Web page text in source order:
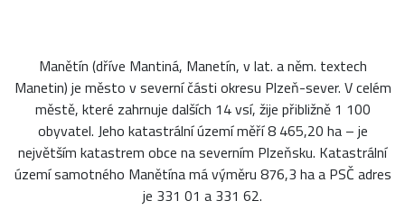
Manětín (dříve Mantiná, Manetín, v lat. a něm. textech
Manetin) je město v severní části okresu Plzeň-sever. V celém
městě, které zahrnuje dalších 14 vsí, žije přibližně 1 100
obyvatel. Jeho katastrální území měří 8 465,20 ha – je
největším katastrem obce na severním Plzeňsku. Katastrální
území samotného Manětína má výměru 876,3 ha a PSČ adres
je 331 01 a 331 62.